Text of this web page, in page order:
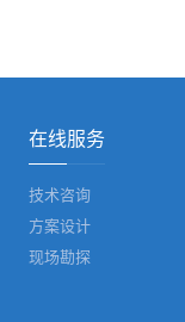
在线服务
技术咨询
方案设计
现场勘探